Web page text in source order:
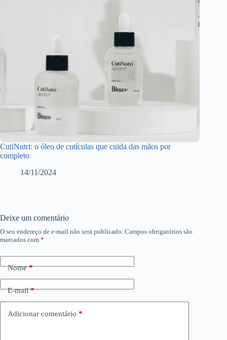
CutiNutri: o óleo de cutículas que cuida das mãos por
completo
14/11/2024
Deixe um comentário
O seu endereço de e-mail não será publicado. Campos obrigatórios são
marcados com *
Nome*
E-mail*
Adicionar comentário *